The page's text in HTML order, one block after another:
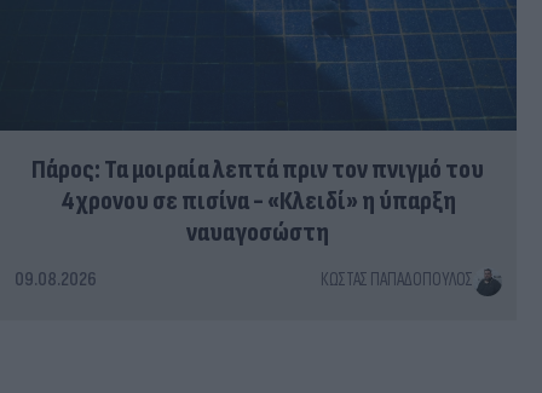
Πάρος: Τα μοιραία λεπτά πριν τον πνιγμό του
4χρονου σε πισίνα - «Κλειδί» η ύπαρξη
ναυαγοσώστη
09.08.2026 ΚΏΣΤΑΣ ΠΑΠΑΔΌΠΟΥΛΟΣ